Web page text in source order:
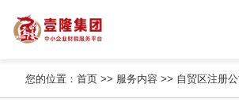
您的位置：首页 >> 服务内容 >> 自贸区注册公